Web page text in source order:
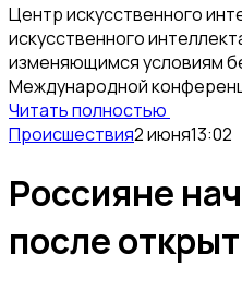
Центр искусственного
искусственного
изменяющимся условиям
Международной
Читать полностью
Происшествия2 июня13:02
Россияне
после